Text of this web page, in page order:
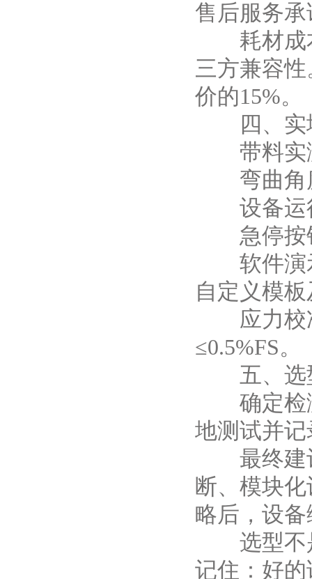
售后服务
耗材成本
三方兼容
价的15%。
四、实地
带料实测
弯曲角
设备运行
急停按钮
软件演示
自定义模
应力校准
≤0.5%FS。
五、选
确定检测
地测试并
最终建议
断、模块
略后，设
选型不是
记住：好